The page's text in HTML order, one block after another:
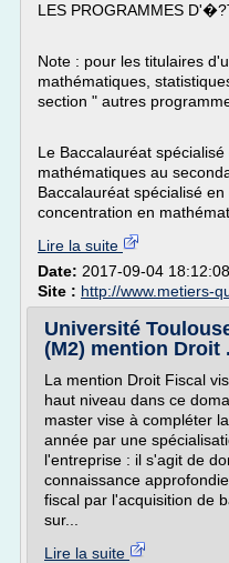
LES PROGRAMMES
Note : pour les titulaires
mathématiques,
section " autres
Le Baccalauréat
mathématiques au
Baccalauréat spécialisé
concentration en
Lire la suite
Date: 2017-09-04 18:12:08
Site : http://www.metiers-
Université
(M2) mention Droit
La mention Droit Fiscal
haut niveau dans ce
master vise à compléter
année par une
l'entreprise : il s'agit de
connaissance
fiscal par l'acquisition de
sur...
Lire la suite